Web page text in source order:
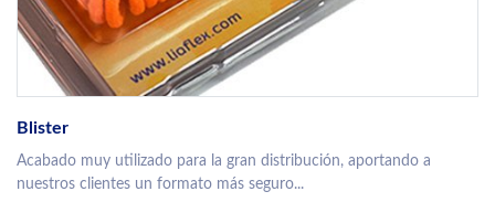
Blister
Acabado muy utilizado para la gran distribución, aportando a
nuestros clientes un formato más seguro...